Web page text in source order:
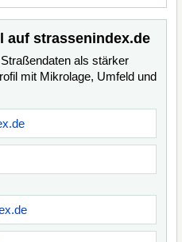
auf strassenindex.de
als stärker
mit Mikrolage, Umfeld und